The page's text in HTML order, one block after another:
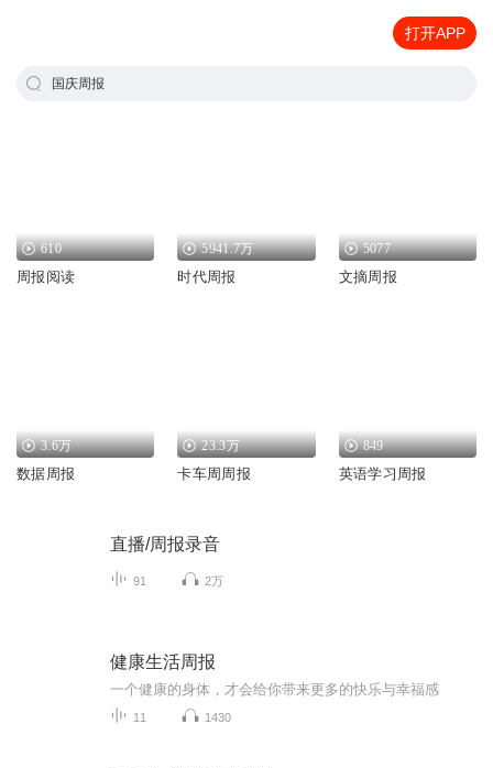
打开APP
国庆周报
610
周报阅读
5941.7万
时代周报
5077
文摘周报
3.6万
数据周报
23.3万
卡车周周报
849
英语学习周报
直播/周报录音
91 2万
健康生活周报
一个健康的身体，才会给你带来更多的快乐与幸福感
11 1430